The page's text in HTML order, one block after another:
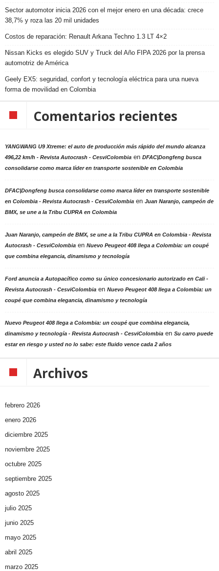
Sector automotor inicia 2026 con el mejor enero en una década: crece
38,7% y roza las 20 mil unidades
Costos de reparación: Renault Arkana Techno 1.3 LT 4×2
Nissan Kicks es elegido SUV y Truck del Año FIPA 2026 por la prensa
automotriz de América
Geely EX5: seguridad, confort y tecnología eléctrica para una nueva
forma de movilidad en Colombia
Comentarios recientes
YANGWANG U9 Xtreme: el auto de producción más rápido del mundo alcanza
496,22 km/h - Revista Autocrash - CesviColombia en DFAC|Dongfeng busca
consolidarse como marca líder en transporte sostenible en Colombia
DFAC|Dongfeng busca consolidarse como marca líder en transporte sostenible
en Colombia - Revista Autocrash - CesviColombia en Juan Naranjo, campeón de
BMX, se une a la Tribu CUPRA en Colombia
Juan Naranjo, campeón de BMX, se une a la Tribu CUPRA en Colombia - Revista
Autocrash - CesviColombia en Nuevo Peugeot 408 llega a Colombia: un coupé
que combina elegancia, dinamismo y tecnología
Ford anuncia a Autopacífico como su único concesionario autorizado en Cali -
Revista Autocrash - CesviColombia en Nuevo Peugeot 408 llega a Colombia: un
coupé que combina elegancia, dinamismo y tecnología
Nuevo Peugeot 408 llega a Colombia: un coupé que combina elegancia,
dinamismo y tecnología - Revista Autocrash - CesviColombia en Su carro puede
estar en riesgo y usted no lo sabe: este fluido vence cada 2 años
Archivos
febrero 2026
enero 2026
diciembre 2025
noviembre 2025
octubre 2025
septiembre 2025
agosto 2025
julio 2025
junio 2025
mayo 2025
abril 2025
marzo 2025